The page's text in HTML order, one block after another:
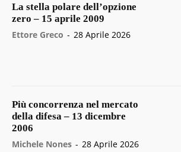
La stella polare dell’opzione
zero – 15 aprile 2009
Ettore Greco - 28 Aprile 2026
Più concorrenza nel mercato
della difesa – 13 dicembre
2006
Michele Nones - 28 Aprile 2026